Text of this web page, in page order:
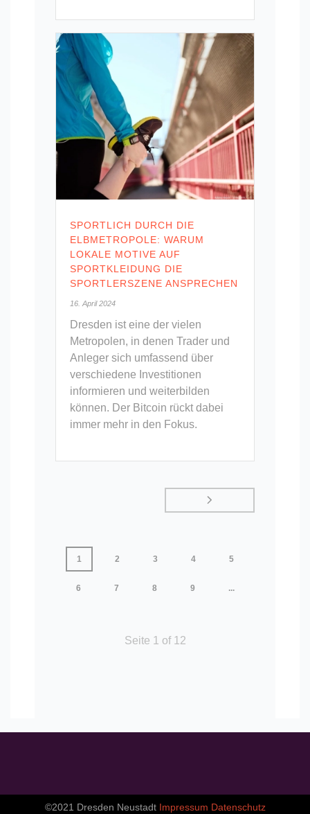
SPORTLICH DURCH DIE
ELBMETROPOLE: WARUM
LOKALE MOTIVE AUF
SPORTKLEIDUNG DIE
SPORTLERSZENE ANSPRECHEN
16. April 2024
Dresden ist eine der vielen
Metropolen, in denen Trader und
Anleger sich umfassend über
verschiedene Investitionen
informieren und weiterbilden
können. Der Bitcoin rückt dabei
immer mehr in den Fokus.
1 2 3 4 5
6 7 8 9 ...
Seite 1 of 12
©2021 Dresden Neustadt Impressum Datenschutz